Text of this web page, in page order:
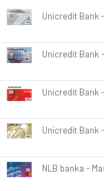
Unicredit Bank
Unicredit Bank
Unicredit Bank
Unicredit Bank
NLB banka -